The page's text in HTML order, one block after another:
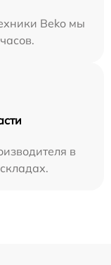
Beko мы
в